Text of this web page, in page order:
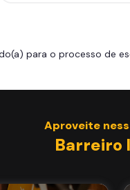
para o processo de
Aproveite
Barreiro